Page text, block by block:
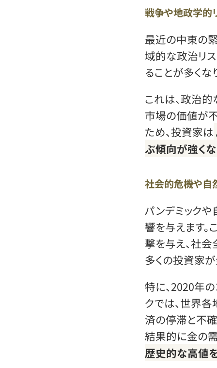
戦争や地政学的
最近の中東の
域的な政治リ
ることが多くな
これは、政治
市場の価値が
ため、投資家は
ぶ傾向が強く
社会的危機や自
パンデミック
響を与えます
撃を与え、社
多くの投資家
特に、2020年
クでは、世界各
済の停滞と不
結果的に金の
歴史的な高値